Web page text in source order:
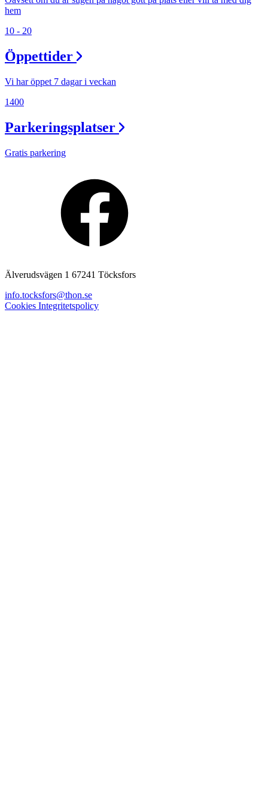
hem
10 - 20
Öppettider
Vi har öppet 7 dagar i veckan
1400
Parkeringsplatser
Gratis parkering
Älverudsvägen 1 67241 Töcksfors
info.tocksfors@thon.se
Cookies Integritetspolicy